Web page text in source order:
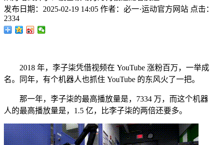
发布日期： 2025-02-19 14:05 作者： 必一·运动官方网站 点击：
2334
2018 年，李子柒凭借视频在 YouTube 涨粉百万，一举成
名。同年，有个机器人也抓住 YouTube 的东风火了一把。
那一年，李子柒的最高播放量是，7334 万，而这个机器
人的最高播放量是，1.5 亿，比李子柒的两倍还要多。